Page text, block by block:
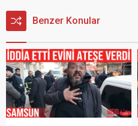
Benzer Konular